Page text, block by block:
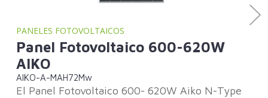
PANELES FOTOVOLTAICOS
Panel Fotovoltaico 600-620W
AIKO
AIKO-A-MAH72Mw
El Panel Fotovoltaico 600- 620W Aiko N-Type